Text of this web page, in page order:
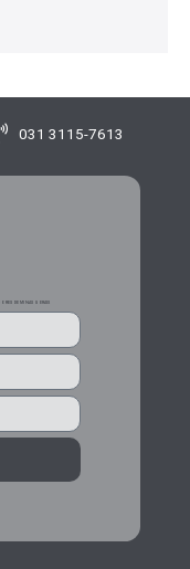
031 3115-7613
DE MINAS GERAIS